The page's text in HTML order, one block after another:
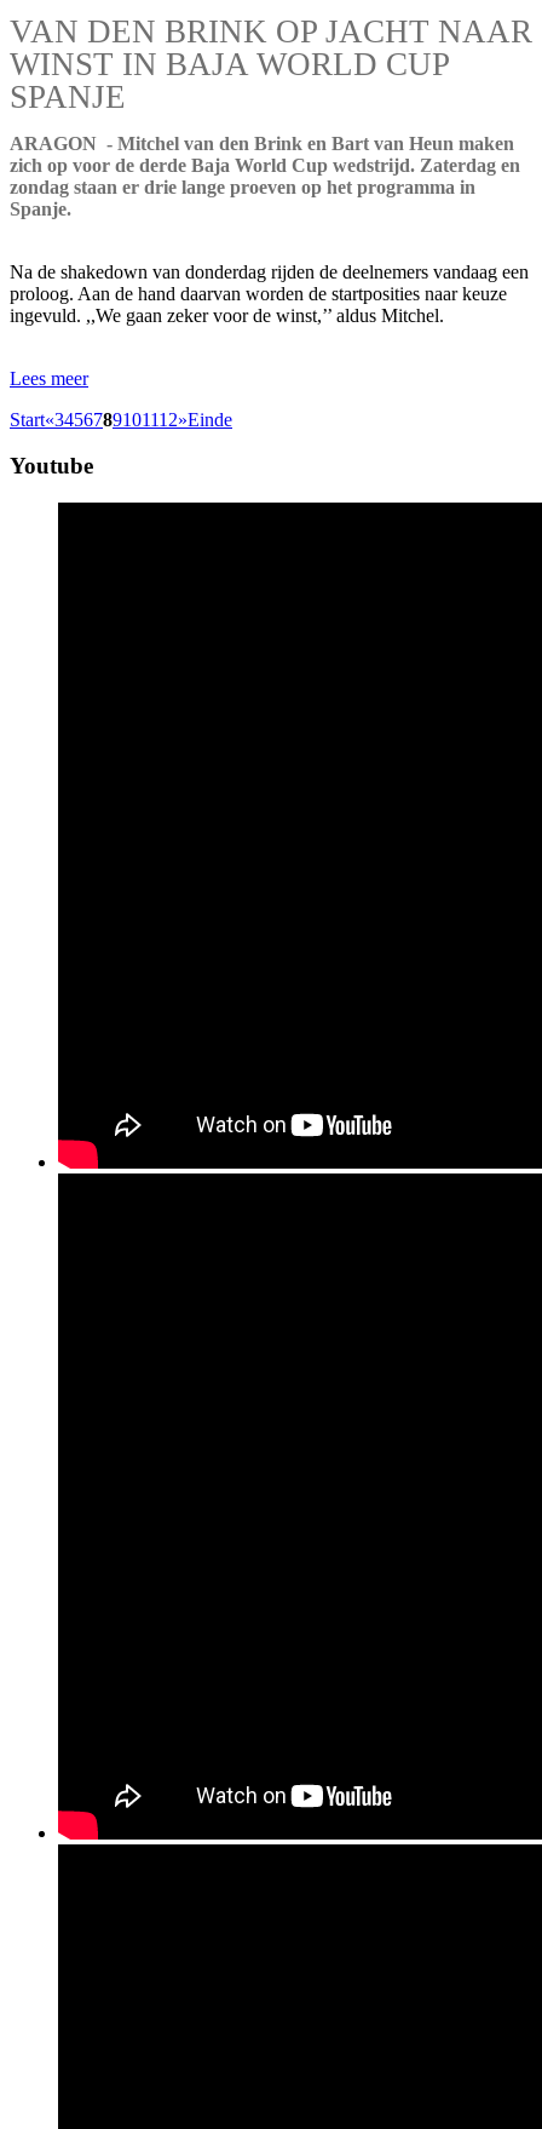
VAN DEN BRINK OP JACHT NAAR
WINST IN BAJA WORLD CUP
SPANJE
ARAGON - Mitchel van den Brink en Bart van Heun maken
zich op voor de derde Baja World Cup wedstrijd. Zaterdag en
zondag staan er drie lange proeven op het programma in
Spanje.
Na de shakedown van donderdag rijden de deelnemers vandaag een
proloog. Aan de hand daarvan worden de startposities naar keuze
ingevuld. ,,We gaan zeker voor de winst,’’ aldus Mitchel.
Lees meer
Start«3456789101112»Einde
Youtube